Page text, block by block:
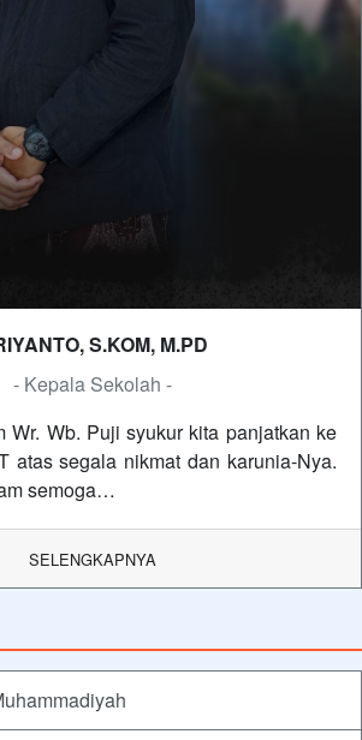
S.KOM, M.PD
- Kepala Sekolah -
Wr. Wb. Puji syukur kita panjatkan ke
atas segala nikmat dan karunia-Nya.
semoga…
SELENGKAPNYA